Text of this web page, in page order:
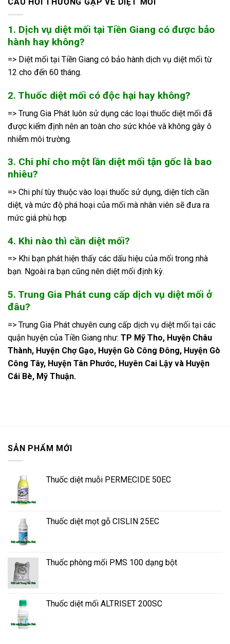
1. Dịch vụ diệt mối tại Tiền Giang có được bảo
hành hay không?
=> Diệt mối tại Tiền Giang có bảo hành dịch vụ diệt mối từ
12 cho đến 60 tháng.
2. Thuốc diệt mối có độc hại hay không?
=> Trung Gia Phát luôn sử dụng các loại thuốc diệt mối đã
được kiểm định nên an toàn cho sức khỏe và không gây ô
nhiễm môi trường.
3. Chi phí cho một lần diệt mối tận gốc là bao
nhiêu?
=> Chi phí tùy thuộc vào loại thuốc sử dụng, diện tích cần
diệt, và mức độ phá hoại của mối mà nhân viên sẽ đưa ra
mức giá phù hợp
4. Khi nào thì cần diệt mối?
=> Khi bạn phát hiện thấy các dấu hiệu của mối trong nhà
bạn. Ngoài ra bạn cũng nên diệt mối định kỳ.
5. Trung Gia Phát cung cấp dịch vụ diệt mối ở
đâu?
=> Trung Gia Phát chuyên cung cấp dịch vụ diệt mối tại các
quận huyện của Tiền Giang như: TP Mỹ Tho, Huyện Châu
Thành, Huyện Chợ Gạo, Huyện Gò Công Đông, Huyện Gò
Công Tây, Huyện Tân Phước, Huyên Cai Lậy và Huyện
Cái Bè, Mỹ Thuận.
SẢN PHẨM MỚI
Thuốc diệt muỗi PERMECIDE 50EC
Thuốc diệt mọt gỗ CISLIN 25EC
Thuốc phòng mối PMS 100 dạng bột
Thuốc diệt mối ALTRISET 200SC